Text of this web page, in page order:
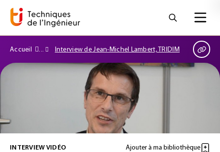
Accueil Interview de Jean-Michel Lambert, TRIDIM
INTERVIEW VIDÉO Ajouter à ma bibliothèque